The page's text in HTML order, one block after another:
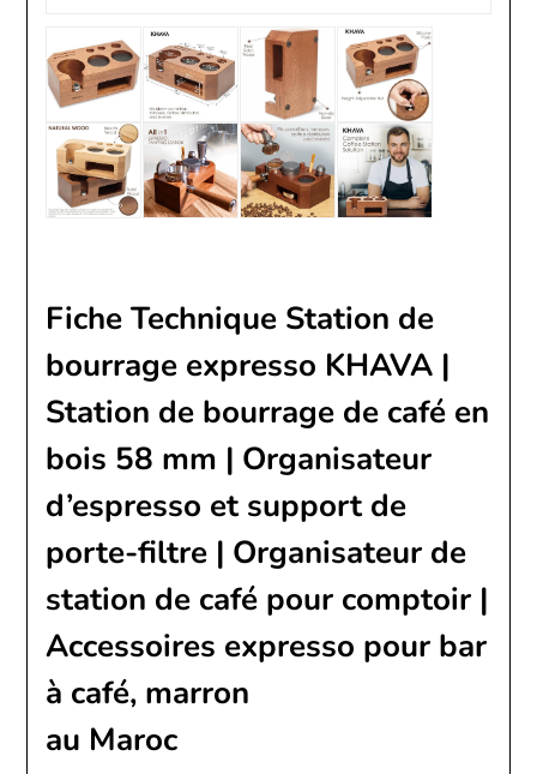
Fiche Technique Station de
bourrage expresso KHAVA |
Station de bourrage de café en
bois 58 mm | Organisateur
d’espresso et support de
porte-filtre | Organisateur de
station de café pour comptoir |
Accessoires expresso pour bar
à café, marron
au Maroc